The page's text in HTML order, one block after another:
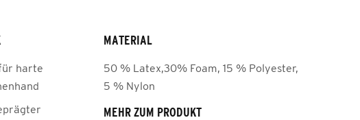
harte
MATERIAL
50 % Latex,30% Foam, 15 % Polyester,
5 % Nylon
MEHR ZUM PRODUKT